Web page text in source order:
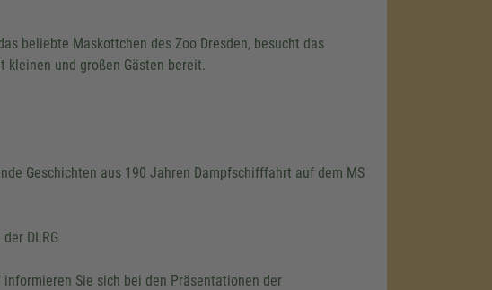
beliebte Maskottchen des Zoo Dresden, besucht das
kleinen und großen Gästen bereit.
Geschichten aus 190 Jahren Dampfschifffahrt auf dem MS
DLRG
informieren Sie sich bei den Präsentationen der